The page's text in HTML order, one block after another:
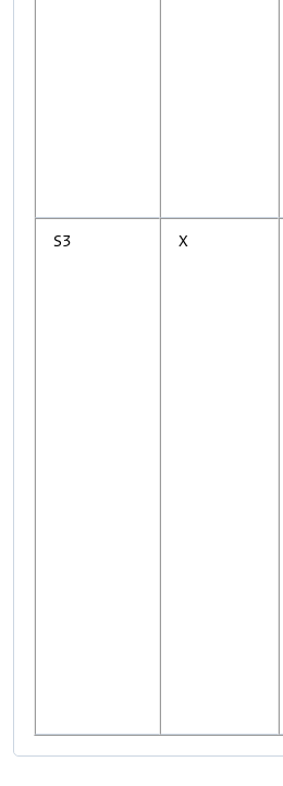
S3 X